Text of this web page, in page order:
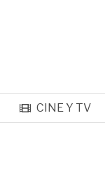
CINE Y TV